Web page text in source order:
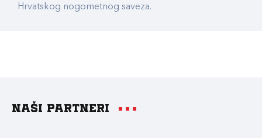
Hrvatskog nogometnog saveza.
Naši partneri